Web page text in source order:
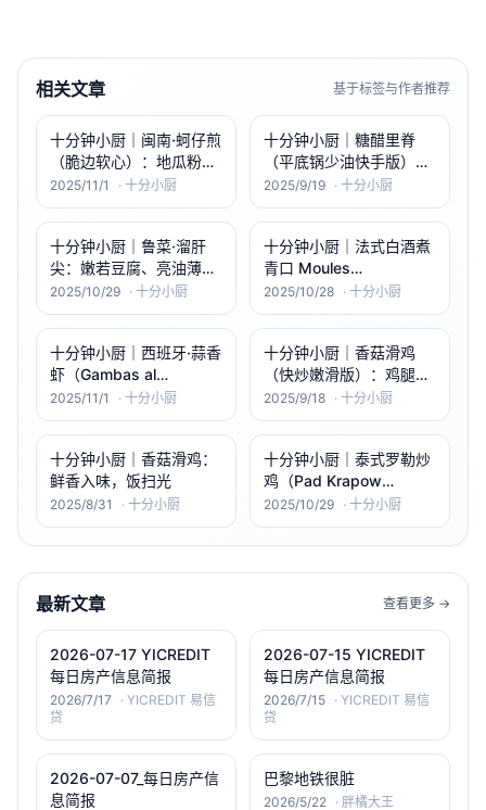
相关文章 基于标签与作者推荐
十分钟小厨｜闽南·蚵仔煎
（脆边软心）：地瓜粉半
透胶感×蚵仔爆鲜×甜辣酱
灵魂🦪🥬🔥
2025/11/1 · 十分小厨
十分钟小厨｜糖醋里脊
（平底锅少油快手版）：
外酥内嫩、酸甜开胃
2025/9/19 · 十分小厨
十分钟小厨｜鲁菜·溜肝
尖：嫩若豆腐、亮油薄
芡、葱姜喷香🔥🐖
2025/10/29 · 十分小厨
十分钟小厨｜法式白酒煮
青口 Moules
Marinières：奶油蒜香、
汤汁好蘸到停不下🍷🦪🥖
2025/10/28 · 十分小厨
十分钟小厨｜西班牙·蒜香
虾（Gambas al
Ajillo）：蒜香爆裂×橄榄
果香×黄油柠檬轻拍🦐🧄
✨
2025/11/1 · 十分小厨
十分钟小厨｜香菇滑鸡
（快炒嫩滑版）：鸡腿更
嫩，酱香浓不腻
2025/9/18 · 十分小厨
十分钟小厨｜香菇滑鸡：
鲜香入味，饭扫光
2025/8/31 · 十分小厨
十分钟小厨｜泰式罗勒炒
鸡（Pad Krapow
Gai）：大火爆香×罗勒清
冽×荷包蛋流心🍳🌶️🌿
2025/10/29 · 十分小厨
最新文章 查看更多 →
2026-07-17 YICREDIT
每日房产信息简报
2026/7/17 · YICREDIT 易信
贷
2026-07-15 YICREDIT
每日房产信息简报
2026/7/15 · YICREDIT 易信
贷
2026-07-07_每日房产信
息简报
巴黎地铁很脏
2026/5/22 · 胖橘大王